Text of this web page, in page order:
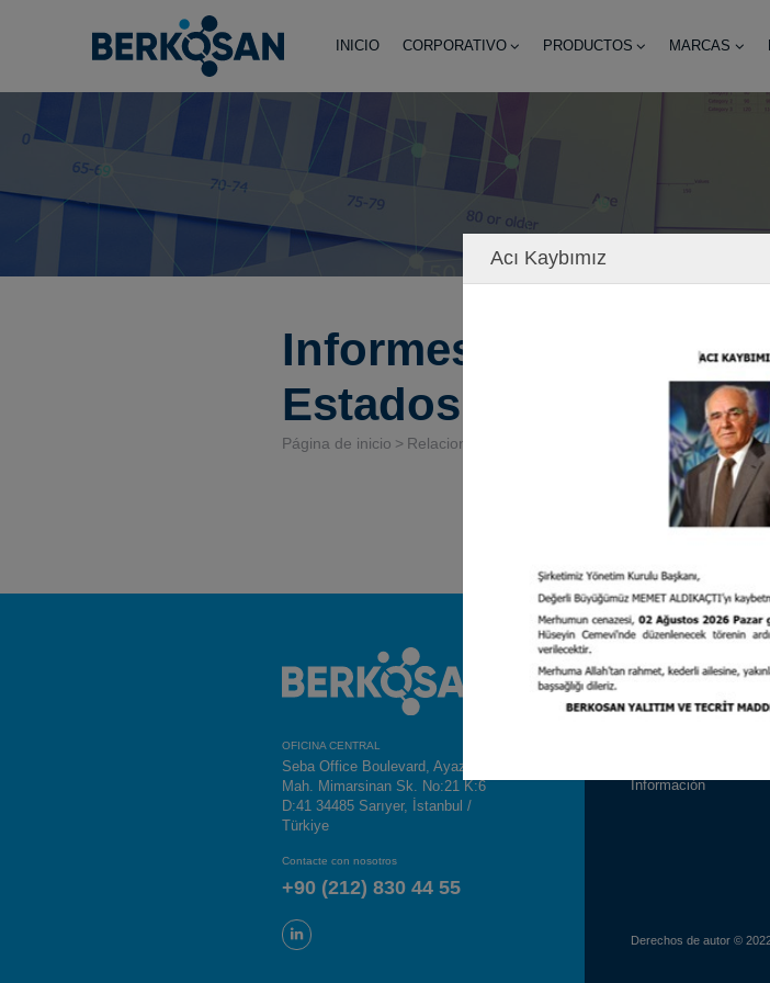
INICIO CORPORATIVO PRODUCTOS MARCAS
Informes de
Estados Financieros
Página de inicio Relaciones con los Inversores Informes de
OFICINA CENTRAL
Seba Office Boulevard, Ayazağa
Mah. Mimarsinan Sk. No:21 K:6
D:41 34485 Sarıyer, İstanbul /
Türkiye
Contacte con nosotros
+90 (212) 830 44 55
Calidad
Información
Derechos de autor ©
Acı Kaybımız